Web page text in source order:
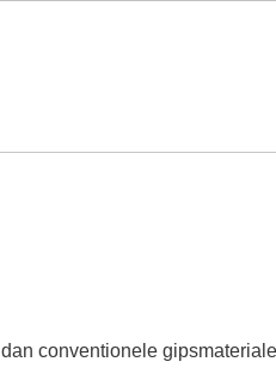
conventionele